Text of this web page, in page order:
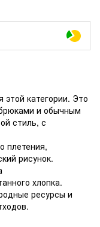
категории. Это
и обычным
стиль, с
плетения,
рисунок.
хлопка.
ресурсы и